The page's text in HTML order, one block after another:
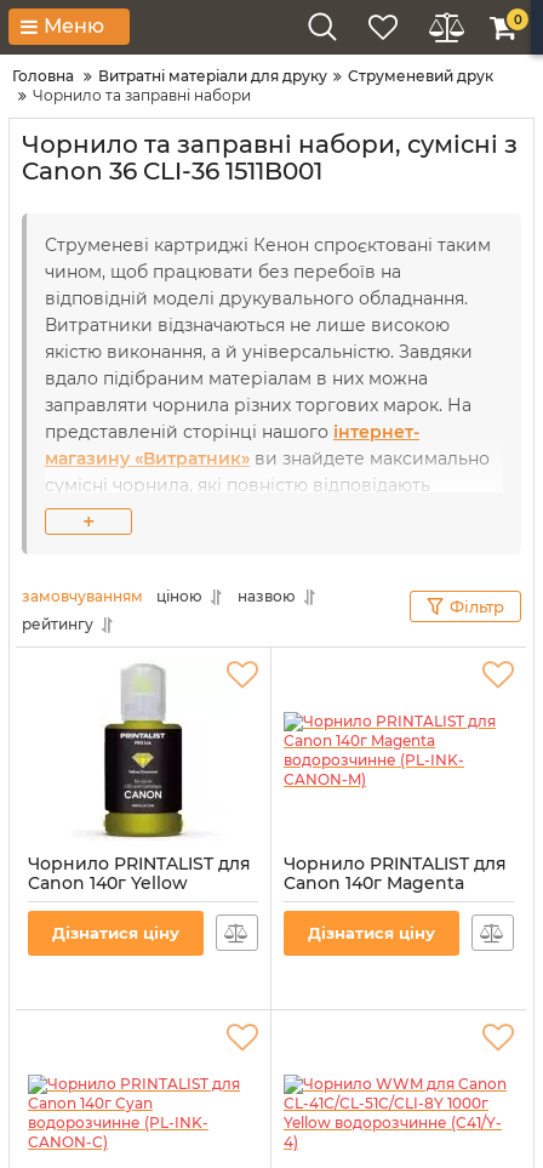
Меню 0
Головна Витратні матеріали для друку
Струменевий друк
Чорнило та заправні набори
Чорнило та заправні набори, сумісні з
Canon 36 CLI-36 1511B001
Струменеві картриджі Кенон спроєктовані таким
чином, щоб працювати без перебоїв на
відповідній моделі друкувального обладнання.
Витратники відзначаються не лише високою
якістю виконання, а й універсальністю. Завдяки
вдало підібраним матеріалам в них можна
заправляти чорнила різних торгових марок. На
представленій сторінці нашого інтернет-
магазину «Витратник» ви знайдете максимально
сумісні чорнила, які повністю відповідають
технічним характеристикам моделі Canon 36 CLI-
36 1511B001. Наші спеціалісти підібрали найкращі
насолоджуватися стабільною роботою оргтехніки
та отримувати лише першокласні роздруківки. До
останньої сторінки заявленого ресурсу ви
матимете відмінну якість друку.
+
замовчуванням ціною
назвою
рейтингу
Фільтр
Чорнило PRINTALIST для
Canon 140г Yellow
водорозчинне (PL-INK-
CANON-Y)
Артикул: PL-INK-CANON-Y
Дізнатися ціну
Чорнило PRINTALIST для
Canon 140г Magenta
водорозчинне (PL-INK-
CANON-M)
Артикул: PL-INK-CANON-M
Дізнатися ціну